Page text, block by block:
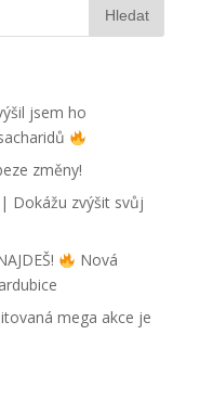
jsem ho
změny!
Dokážu zvýšit svůj
Nová
mega akce je